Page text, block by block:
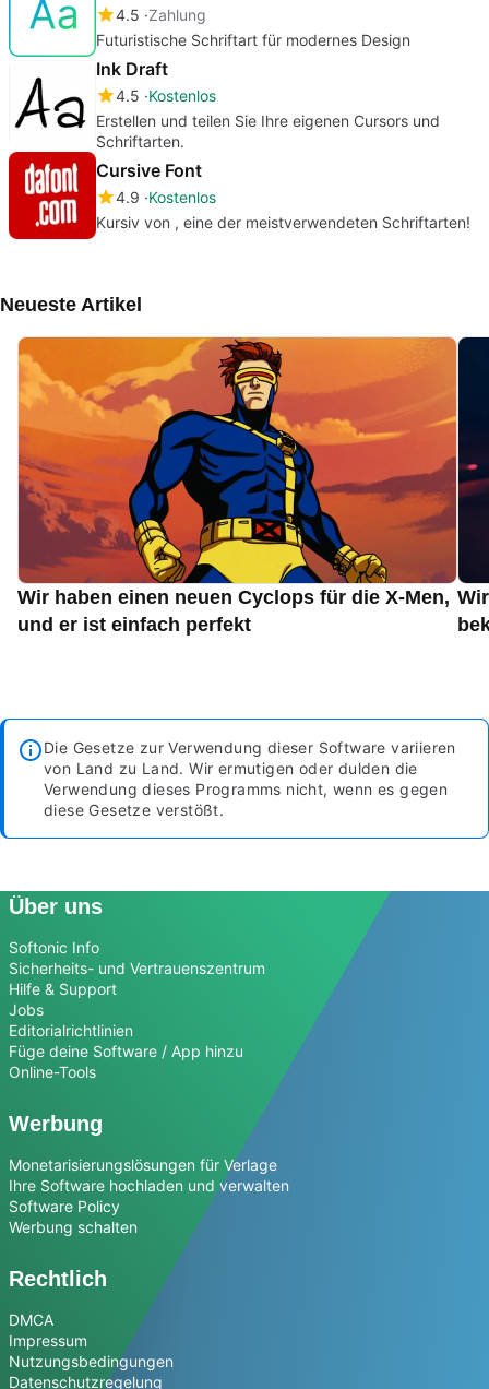
4.5 Zahlung
Futuristische Schriftart für modernes Design
Ink Draft
4.5 Kostenlos
Erstellen und teilen Sie Ihre eigenen Cursors und
Schriftarten.
Cursive Font
4.9 Kostenlos
Kursiv von , eine der meistverwendeten Schriftarten!
Neueste Artikel
Wir haben einen neuen Cyclops für die X-Men,
und er ist einfach perfekt
Die Gesetze zur Verwendung dieser Software variieren
von Land zu Land. Wir ermutigen oder dulden die
Verwendung dieses Programms nicht, wenn es gegen
diese Gesetze verstößt.
Über uns
Softonic Info
Sicherheits- und Vertrauenszentrum
Hilfe & Support
Jobs
Editorialrichtlinien
Füge deine Software / App hinzu
Online-Tools
Werbung
Monetarisierungslösungen für Verlage
Ihre Software hochladen und verwalten
Software Policy
Werbung schalten
Rechtlich
DMCA
Impressum
Nutzungsbedingungen
Datenschutzregelung